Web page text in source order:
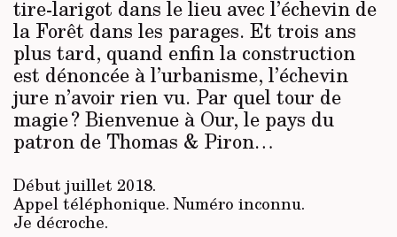
tire-larigot dans le lieu avec l’échevin de
la Forêt dans les parages. Et trois ans
plus tard, quand enfin la construction
est dénoncée à l’urbanisme, l’échevin
jure n’avoir rien vu. Par quel tour de
magie ? Bienvenue à Our, le pays du
patron de Thomas & Piron…
Début juillet 2018.
Appel téléphonique. Numéro inconnu.
Je décroche.